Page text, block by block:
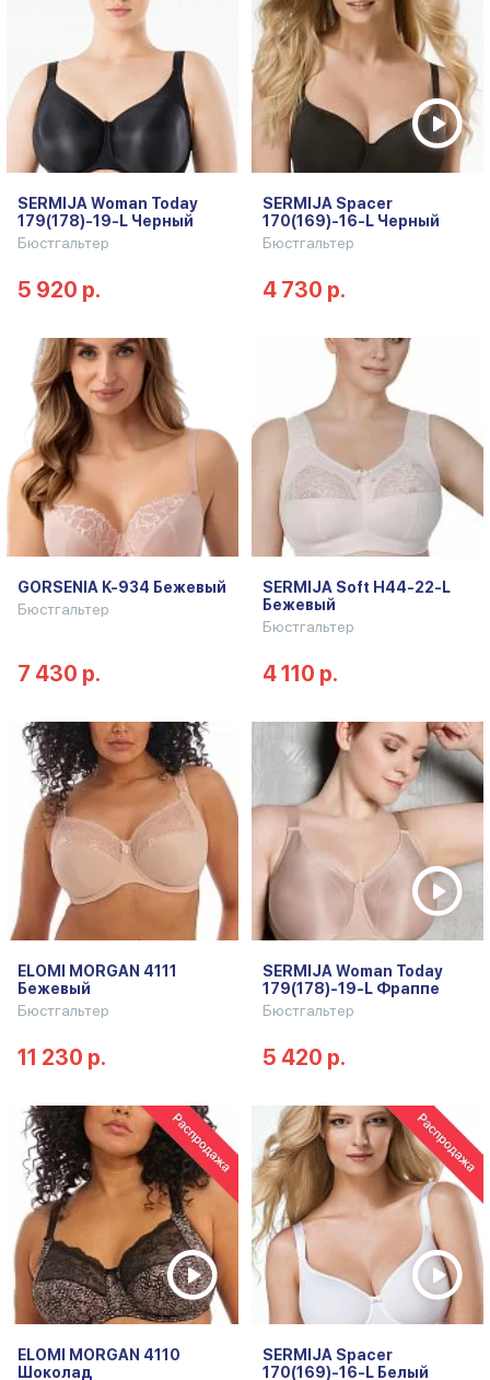
SERMIJA Woman Today
179(178)-19-L Черный
Бюстгальтер
5 920 р.
SERMIJA Spacer
170(169)-16-L Черный
Бюстгальтер
4 730 р.
GORSENIA K-934 Бежевый
Бюстгальтер
7 430 р.
SERMIJA Soft H44-22-L
Бежевый
Бюстгальтер
4 110 р.
ELOMI MORGAN 4111
Бежевый
Бюстгальтер
11 230 р.
SERMIJA Woman Today
179(178)-19-L Фраппе
Бюстгальтер
5 420 р.
ELOMI MORGAN 4110
Шоколад
SERMIJA Spacer
170(169)-16-L Белый